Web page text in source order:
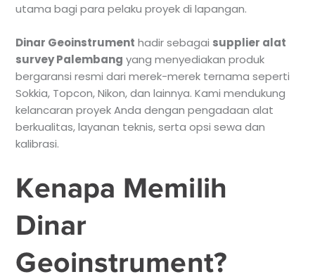
utama bagi para pelaku proyek di lapangan.
Dinar Geoinstrument hadir sebagai supplier alat
survey Palembang yang menyediakan produk
bergaransi resmi dari merek-merek ternama seperti
Sokkia, Topcon, Nikon, dan lainnya. Kami mendukung
kelancaran proyek Anda dengan pengadaan alat
berkualitas, layanan teknis, serta opsi sewa dan
kalibrasi.
Kenapa Memilih
Dinar
Geoinstrument?